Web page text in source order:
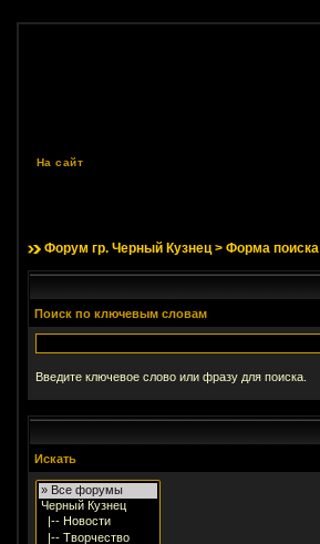
На сайт
Форум гр. Черный Кузнец> Форма поиска
Поиск по ключевым словам
Введите ключевое слово или фразу для поиска.
Искать